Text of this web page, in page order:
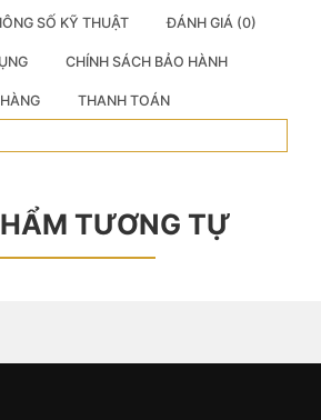
SỐ KỸ THUẬT ĐÁNH GIÁ (0)
CHÍNH SÁCH BẢO HÀNH
THANH TOÁN
TƯƠNG TỰ